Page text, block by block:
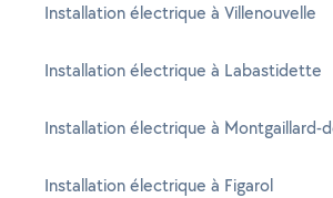
Installation électrique à Villenouvelle
Installation électrique à Labastidette
Installation électrique à Montgaillard-
Installation électrique à Figarol